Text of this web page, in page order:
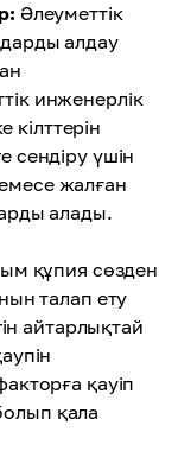
Әлеуметтік
алдау
инженерлік
сендіру үшін
жалған
алады.
құпия сөзден
талап ету
айтарлықтай
қауіп
қала